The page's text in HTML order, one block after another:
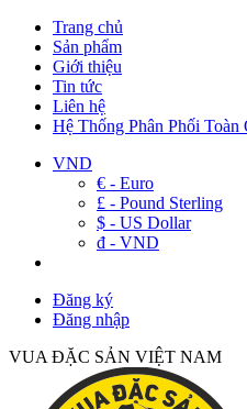
Trang chủ
Sản phẩm
Giới thiệu
Tin tức
Liên hệ
Hệ Thống Phân Phối Toàn
VND
€ - Euro
£ - Pound Sterling
$ - US Dollar
đ - VND
Đăng ký
Đăng nhập
VUA ĐẶC SẢN VIỆT NAM